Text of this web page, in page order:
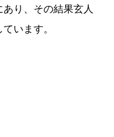
り、その結果玄人
います。